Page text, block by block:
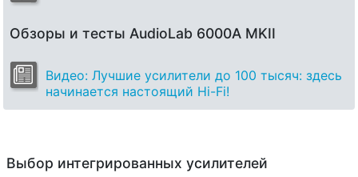
Обзоры и тесты AudioLab 6000A MKII
Видео: Лучшие усилители до 100 тысяч: здесь
начинается настоящий Hi-Fi!
Выбор интегрированных усилителей